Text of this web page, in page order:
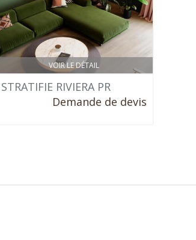
VOIR LE DÉTAIL
STRATIFIE RIVIERA PR
Demande de devis